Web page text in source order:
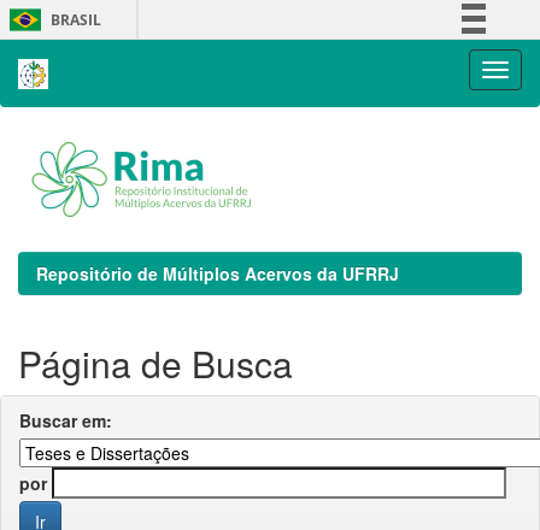
Skip
navigation
BRASIL
Repositório de Múltiplos Acervos da UFRRJ
Página de Busca
Buscar em:
por